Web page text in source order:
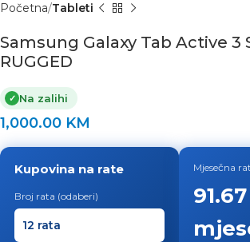
Početna Tableti
Samsung Galaxy Tab Active 3
RUGGED
✓ Na zalihi
1,000.00 KM
Kupovina na rate
Broj rata (odaberi)
Mjesečna